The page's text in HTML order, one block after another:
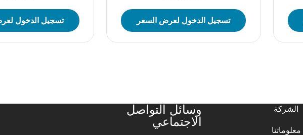
تسجيل الدخول لعرض السعر تسجيل الدخول
الشركة
معلوماتنا
وسائل التواصل
الاجتماعي